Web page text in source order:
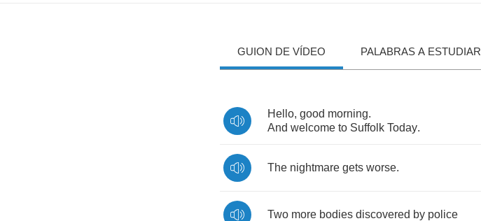
GUION DE VÍDEO PALABRAS A ESTUDIAR
Hello, good morning.
And welcome to Suffolk Today.
The nightmare gets worse.
Two more bodies discovered by police